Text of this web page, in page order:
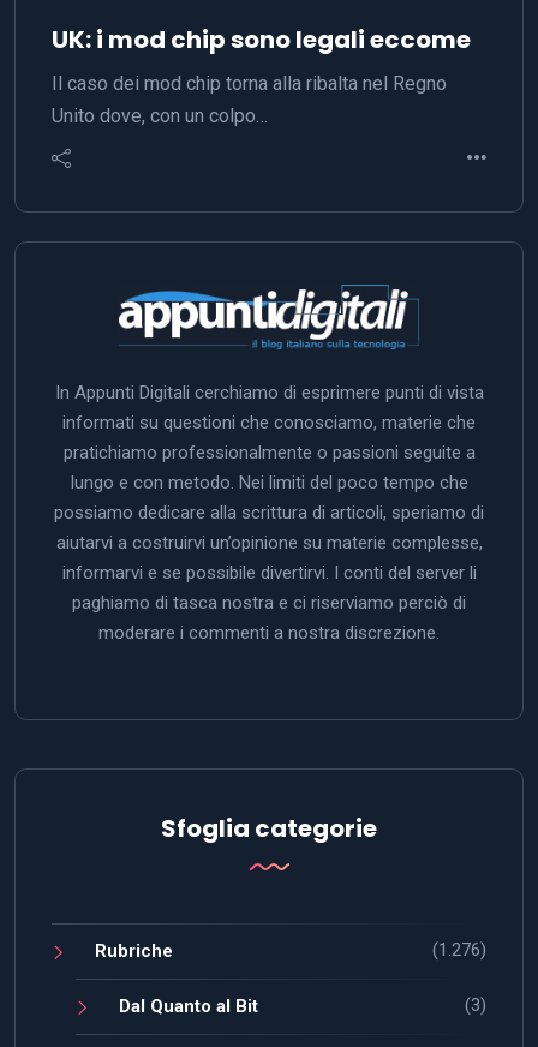
UK: i mod chip sono legali eccome
Il caso dei mod chip torna alla ribalta nel Regno
Unito dove, con un colpo…
In Appunti Digitali cerchiamo di esprimere punti di vista
informati su questioni che conosciamo, materie che
pratichiamo professionalmente o passioni seguite a
lungo e con metodo. Nei limiti del poco tempo che
possiamo dedicare alla scrittura di articoli, speriamo di
aiutarvi a costruirvi un’opinione su materie complesse,
informarvi e se possibile divertirvi. I conti del server li
paghiamo di tasca nostra e ci riserviamo perciò di
moderare i commenti a nostra discrezione.
Sfoglia categorie
Rubriche (1.276)
Dal Quanto al Bit (3)